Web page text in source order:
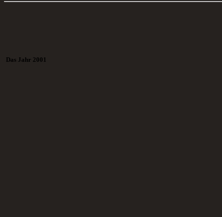
Das Jahr 2001